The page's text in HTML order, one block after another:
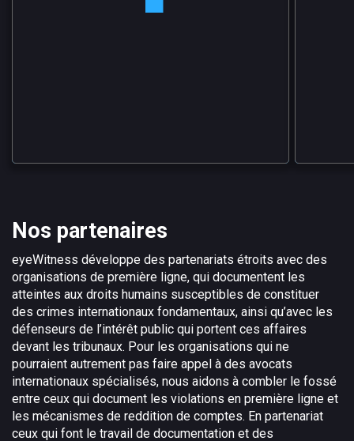
Nos partenaires
eyeWitness développe des partenariats étroits avec des
organisations de première ligne, qui documentent les
atteintes aux droits humains susceptibles de constituer
des crimes internationaux fondamentaux, ainsi qu’avec les
défenseurs de l’intérêt public qui portent ces affaires
devant les tribunaux. Pour les organisations qui ne
pourraient autrement pas faire appel à des avocats
internationaux spécialisés, nous aidons à combler le fossé
entre ceux qui document les violations en première ligne et
les mécanismes de reddition de comptes. En partenariat
ceux qui font le travail de documentation et des